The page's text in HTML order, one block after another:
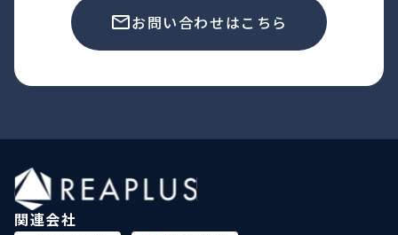
お問い合わせはこちら
関連会社